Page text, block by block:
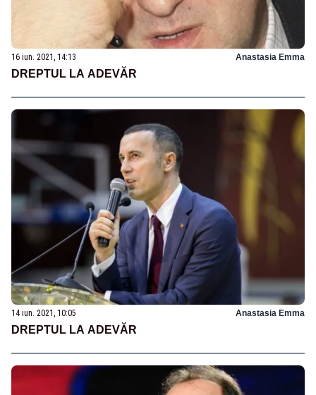
16 iun. 2021, 14:13 Anastasia Emma
DREPTUL LA ADEVĂR
14 iun. 2021, 10:05 Anastasia Emma
DREPTUL LA ADEVĂR